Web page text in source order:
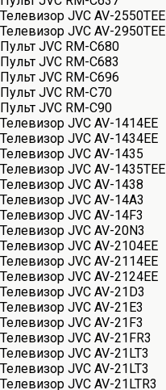
Телевизор JVC AV-2550TEE
Телевизор JVC AV-2950TEE
Пульт JVC RM-C680
Пульт JVC RM-C683
Пульт JVC RM-C696
Пульт JVC RM-C70
Пульт JVC RM-C90
Телевизор JVC AV-1414EE
Телевизор JVC AV-1434EE
Телевизор JVC AV-1435
Телевизор JVC AV-1435TEE
Телевизор JVC AV-1438
Телевизор JVC AV-14A3
Телевизор JVC AV-14F3
Телевизор JVC AV-20N3
Телевизор JVC AV-2104EE
Телевизор JVC AV-2114EE
Телевизор JVC AV-2124EE
Телевизор JVC AV-21D3
Телевизор JVC AV-21E3
Телевизор JVC AV-21F3
Телевизор JVC AV-21FR3
Телевизор JVC AV-21LT3
Телевизор JVC AV-21LT3
Телевизор JVC AV-21LTR3